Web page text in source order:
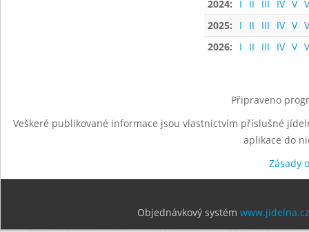
2024:
I II III IV V
2025:
I II III IV V
2026:
I II III IV V
Připraveno
Veškeré publikované informace jsou vlastnictvím příslušné
aplikace do
Zásady
Objednávkový systém www.jidelna.cz